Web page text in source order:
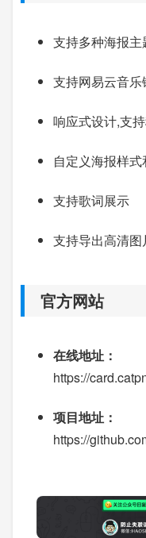
支持多种海报主
支持网易云音
响应式设计,支
自定义海报样
支持歌词展示
支持导出高清图
官方网站
在线地址：
https://
项目地址：
https://